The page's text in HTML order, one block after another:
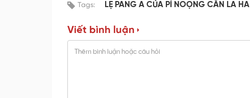
Tags: LẸ PANG A CÚA PỈ NOỌNG CẦN LA HA
Viết bình luận